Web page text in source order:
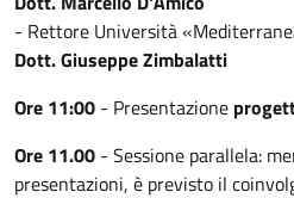
- Rettore Università
Dott. Giuseppe Zimbalatti
Ore 11:00 - Presentazione
Ore 11.00 - Sessione parallela:
presentazioni, è previsto il